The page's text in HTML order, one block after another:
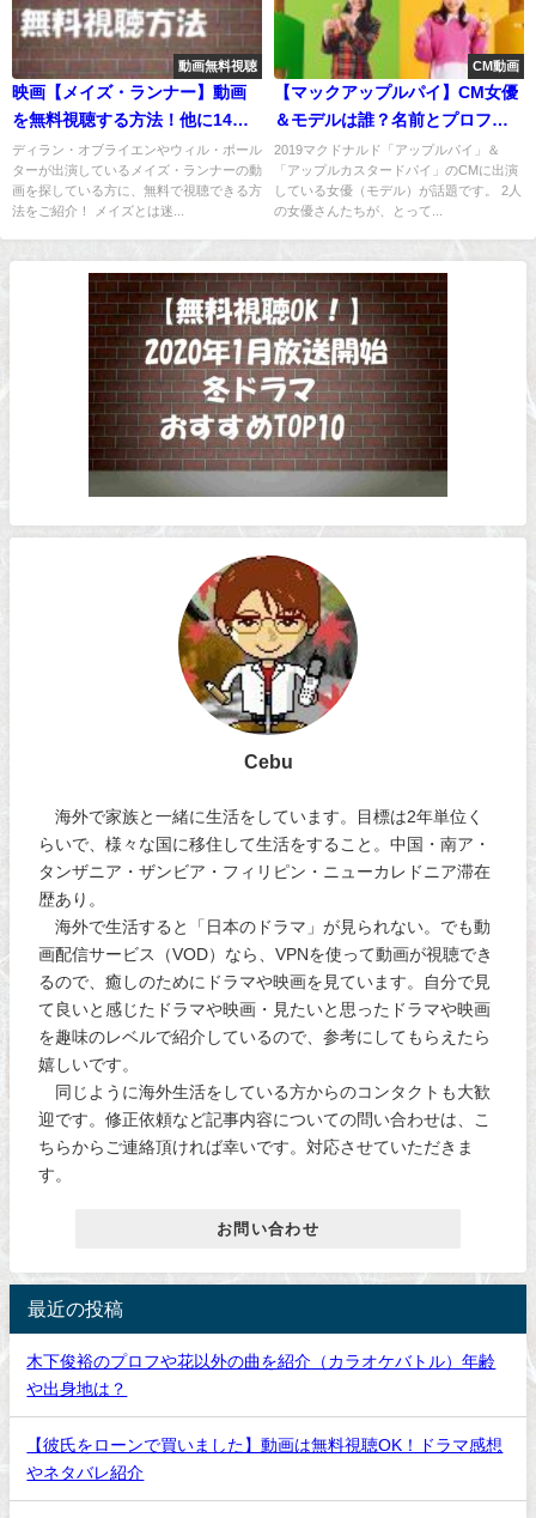
動画無料視聴
映画【メイズ・ランナー】動画
を無料視聴する方法！他に14万
本以上の映画ドラマが無料！
ディラン・オブライエンやウィル・ポール
ターが出演しているメイズ・ランナーの動
画を探している方に、無料で視聴できる方
法をご紹介！ メイズとは迷...
CM動画
【マックアップルパイ】CM女優
＆モデルは誰？名前とプロフィ
ール画像！
2019マクドナルド「アップルパイ」＆
「アップルカスタードパイ」のCMに出演
している女優（モデル）が話題です。 2人
の女優さんたちが、とって...
Cebu
海外で家族と一緒に生活をしています。目標は2年単位く
らいで、様々な国に移住して生活をすること。中国・南ア・
タンザニア・ザンビア・フィリピン・ニューカレドニア滞在
歴あり。
海外で生活すると「日本のドラマ」が見られない。でも動
画配信サービス（VOD）なら、VPNを使って動画が視聴でき
るので、癒しのためにドラマや映画を見ています。自分で見
て良いと感じたドラマや映画・見たいと思ったドラマや映画
を趣味のレベルで紹介しているので、参考にしてもらえたら
嬉しいです。
同じように海外生活をしている方からのコンタクトも大歓
迎です。修正依頼など記事内容についての問い合わせは、こ
ちらからご連絡頂ければ幸いです。対応させていただきま
す。
お問い合わせ
最近の投稿
木下俊裕のプロフや花以外の曲を紹介（カラオケバトル）年齢
や出身地は？
【彼氏をローンで買いました】動画は無料視聴OK！ドラマ感想
やネタバレ紹介